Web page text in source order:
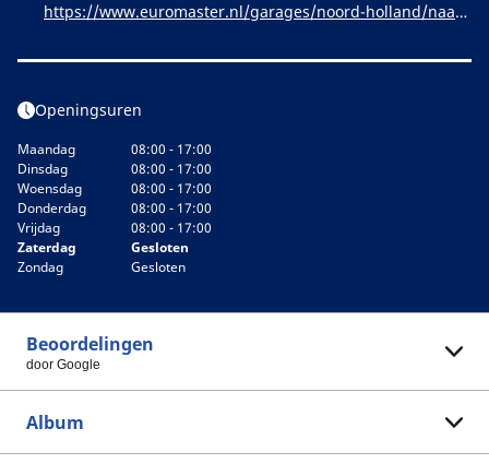
https://www.euromaster.nl/garages/noord-holland/naard
Openingsuren
Maandag
08:00 - 17:00
Dinsdag
08:00 - 17:00
Woensdag
08:00 - 17:00
Donderdag
08:00 - 17:00
Vrijdag
08:00 - 17:00
Zaterdag
Gesloten
Zondag
Gesloten
Beoordelingen
door Google
Album